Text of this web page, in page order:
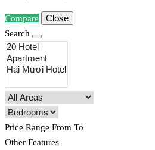
Compare Close
Search
Price Range From To
Other Features